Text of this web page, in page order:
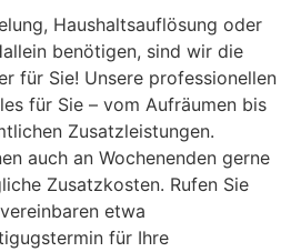
Haushaltsauflösung oder
benötigen, sind wir die
für Sie! Unsere professionellen
für Sie – vom Aufräumen bis
Zusatzleistungen.
auch an Wochenenden gerne
Zusatzkosten. Rufen Sie
etwa
für Ihre